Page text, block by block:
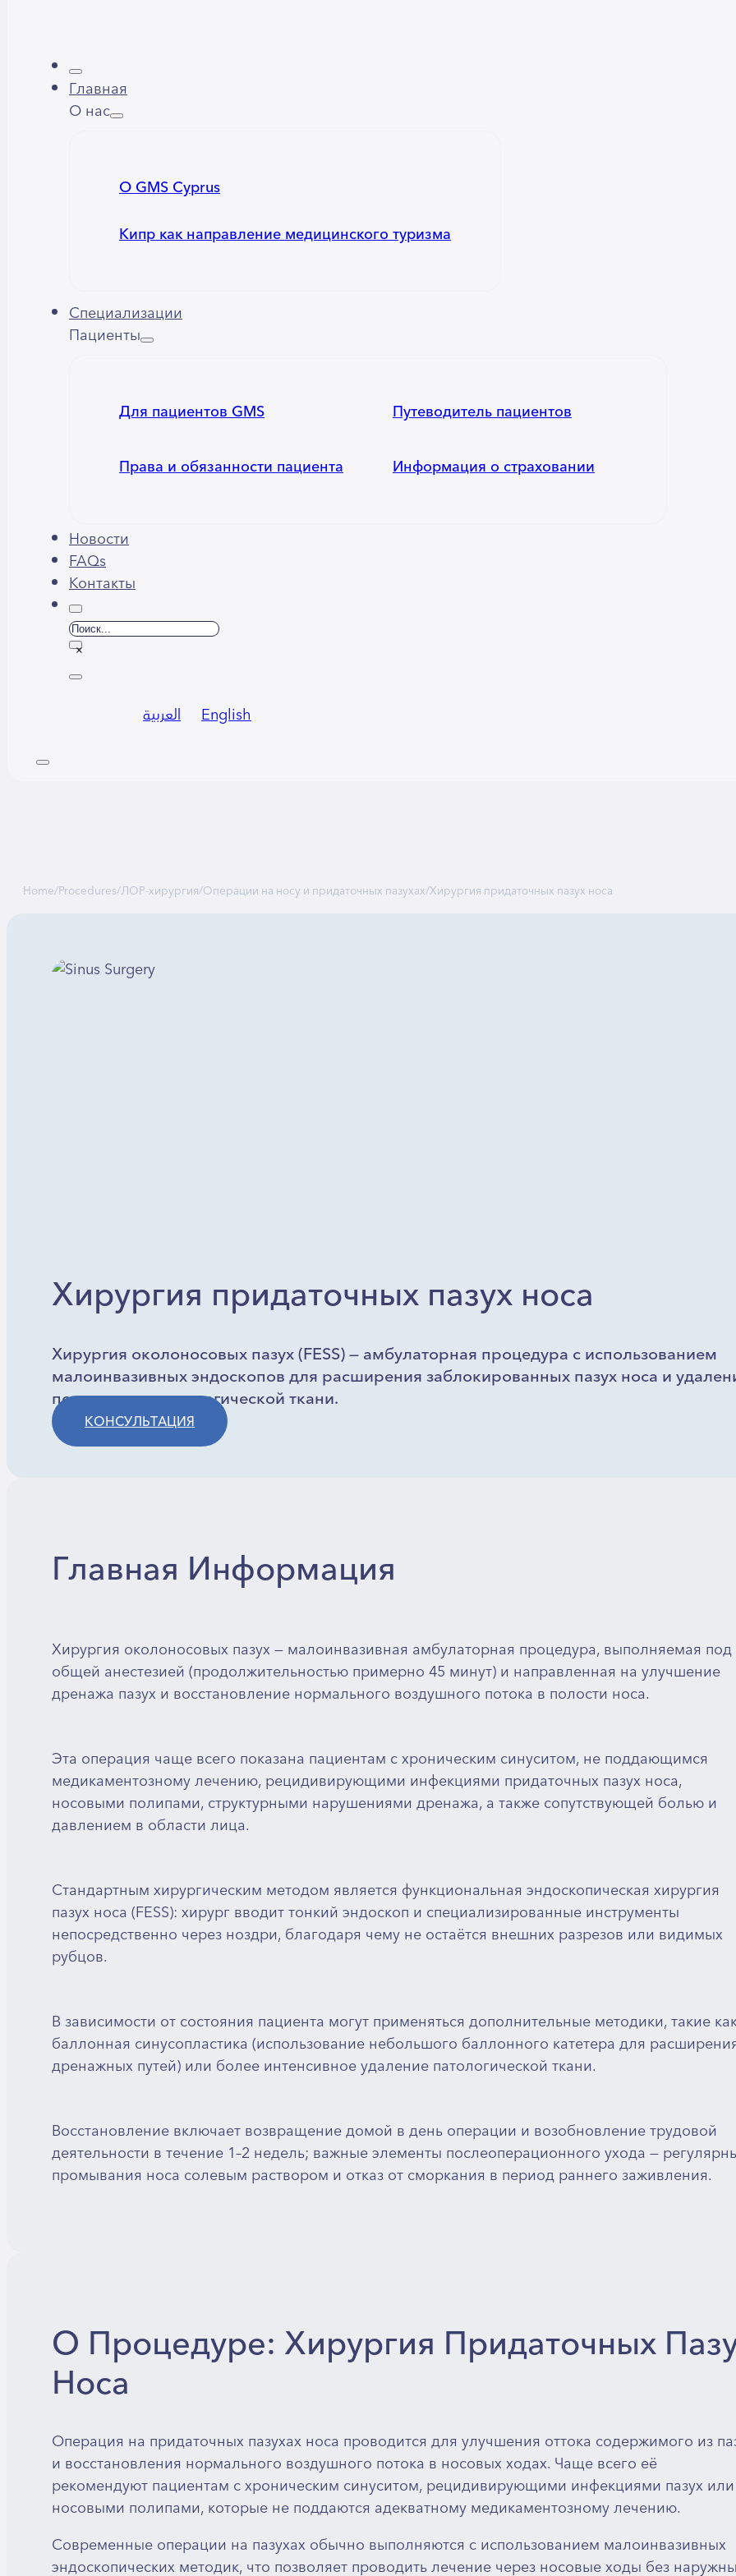
Главная
О нас
О GMS Cyprus
Кипр как направление медицинского туризма
Специализации
Пациенты
Для пациентов GMS Путеводитель пациентов
Права и обязанности пациента Информация о страховании
Новости
FAQs
Контакты
Поиск
×
العربية English
Home/Procedures/ЛОР-хирургия/Операции на носу и придаточных пазухах/Хирургия придаточных пазух носа
Хирургия придаточных пазух носа
Хирургия околоносовых пазух (FESS) — амбулаторная процедура с использованием
малоинвазивных эндоскопов для расширения заблокированных пазух носа и
полипов или патологической ткани.
КОНСУЛЬТАЦИЯ
Главная Информация
Хирургия околоносовых пазух — малоинвазивная амбулаторная процедура, выполняемая под
общей анестезией (продолжительностью примерно 45 минут) и направленная на улучшение
дренажа пазух и восстановление нормального воздушного потока в полости носа.
Эта операция чаще всего показана пациентам с хроническим синуситом, не поддающимся
медикаментозному лечению, рецидивирующими инфекциями придаточных пазух носа,
носовыми полипами, структурными нарушениями дренажа, а также сопутствующей болью и
давлением в области лица.
Стандартным хирургическим методом является функциональная эндоскопическая хирургия
пазух носа (FESS): хирург вводит тонкий эндоскоп и специализированные инструменты
непосредственно через ноздри, благодаря чему не остаётся внешних разрезов или видимых
рубцов.
В зависимости от состояния пациента могут применяться дополнительные методики, такие
баллонная синусопластика (использование небольшого баллонного катетера для
дренажных путей) или более интенсивное удаление патологической ткани.
Восстановление включает возвращение домой в день операции и возобновление трудовой
деятельности в течение 1–2 недель; важные элементы послеоперационного ухода —
промывания носа солевым раствором и отказ от сморкания в период раннего заживления.
О Процедуре: Хирургия Придаточных
Носа
Операция на придаточных пазухах носа проводится для улучшения оттока содержимого из
и восстановления нормального воздушного потока в носовых ходах. Чаще всего её
рекомендуют пациентам с хроническим синуситом, рецидивирующими инфекциями пазух или
носовыми полипами, которые не поддаются адекватному медикаментозному лечению.
Современные операции на пазухах обычно выполняются с использованием малоинвазивных
эндоскопических методик, что позволяет проводить лечение через носовые ходы без